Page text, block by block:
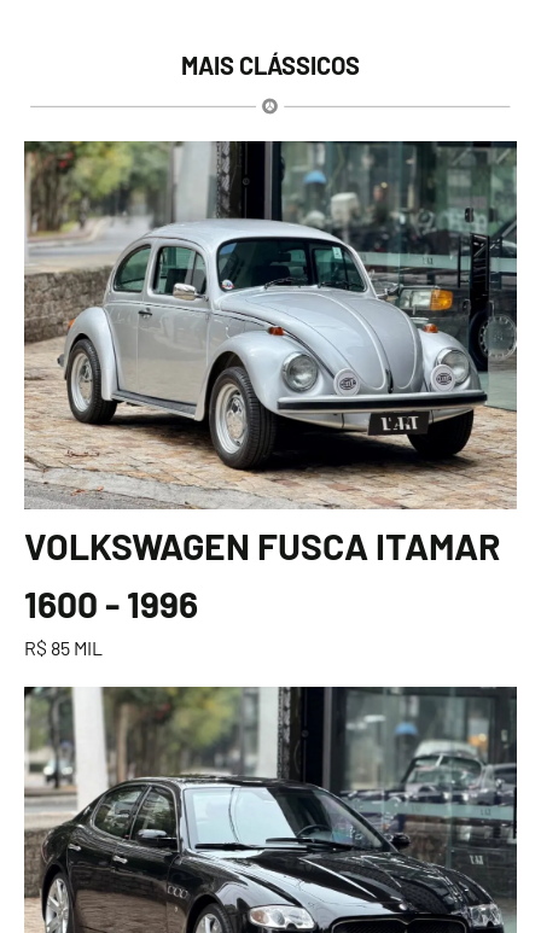
MAIS CLÁSSICOS
VOLKSWAGEN FUSCA ITAMAR
1600 - 1996
R$ 85 MIL